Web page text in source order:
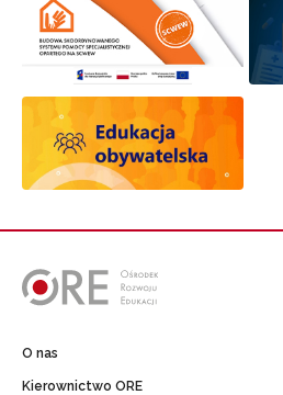
O nas
Kierownictwo ORE